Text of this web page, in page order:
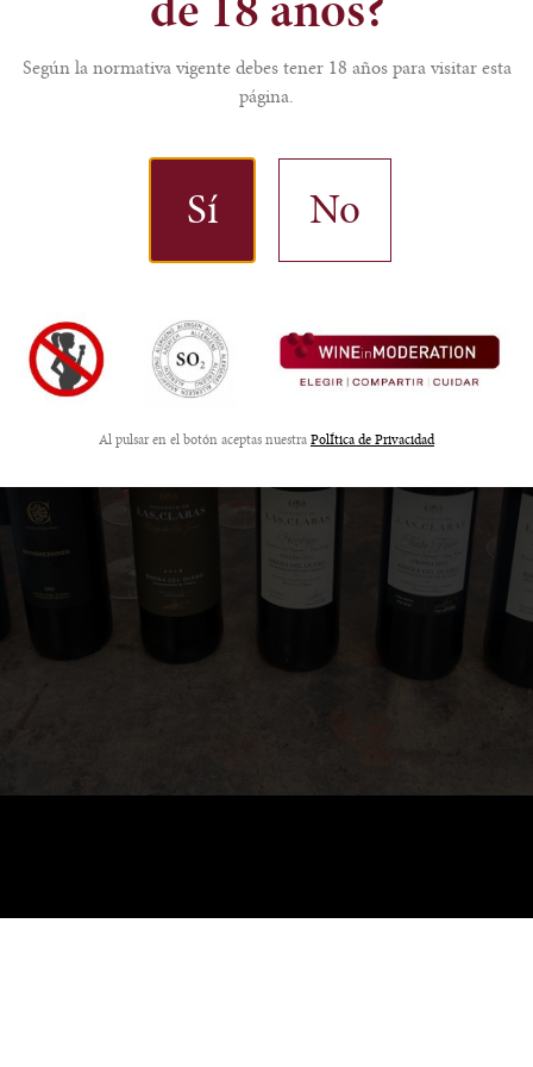
¡Enhorabuena, amigos!
Según la normativa vigente debes tener 18 años para visitar esta
página.
Sí No
Al pulsar en el botón aceptas nuestraPolÍtica de Privacidad